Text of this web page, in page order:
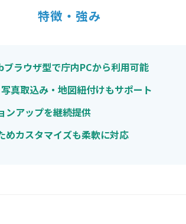
特徴・強み
ラウザ型で庁内PCから利用可能
真取込み・地図紐付けもサポート
ンアップを継続提供
めカスタマイズも柔軟に対応